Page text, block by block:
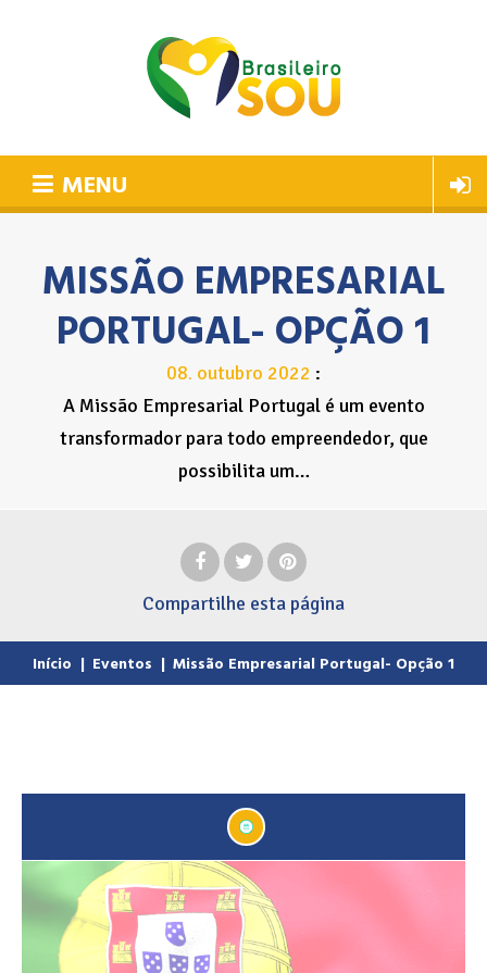
MENU
MISSÃO EMPRESARIAL
PORTUGAL- OPÇÃO 1
08. outubro 2022
A Missão Empresarial Portugal é um evento
transformador para todo empreendedor, que
possibilita um…
Compartilhe esta página
Início | Eventos | Missão Empresarial Portugal- Opção 1